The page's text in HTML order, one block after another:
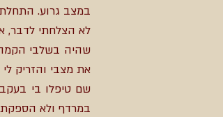
במצב גרוע.
לא הצלחתי לדבר,
שהיה בשלבי הקמה
את מצבי והזריק
שם טיפלו בי
במרדף ולא